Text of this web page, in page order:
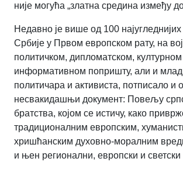
није могућа „златна средина између
Недавно је више од 100
Србије у Првом европском рату, на
политичком, дипломатском, културном
информативном попришту, али и
политичара и активиста, потписало и
несвакидашњи документ: Повељу
братства, којом се истичу, како
традиционалним европским,
хришћанским духовно-моралним
и њен регионални, европски и светски